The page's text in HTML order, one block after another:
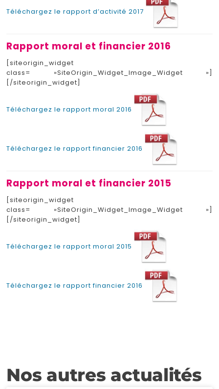
Téléchargez le rapport d’activité 2017
Rapport moral et financier 2016
[siteorigin_widget
class= »SiteOrigin_Widget_Image_Widget »]
[/siteorigin_widget]
Téléchargez le rapport moral 2016
Téléchargez le rapport financier 2016
Rapport moral et financier 2015
[siteorigin_widget
class= »SiteOrigin_Widget_Image_Widget »]
[/siteorigin_widget]
Téléchargez le rapport moral 2015
Téléchargez le rapport financier 2016
Nos autres actualités